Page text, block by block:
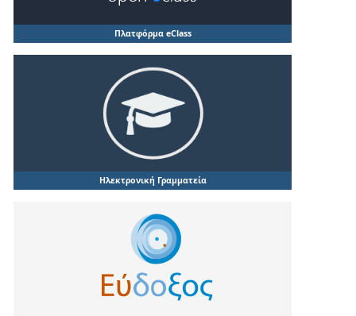
Πλατφόρμα eClass
Ηλεκτρονική Γραμματεία